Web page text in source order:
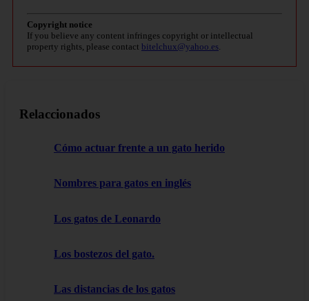
Copyright notice
If you believe any content infringes copyright or intellectual
property rights, please contact bitelchux@yahoo.es
Relaccionados
Cómo actuar frente a un gato herido
Nombres para gatos en inglés
Los gatos de Leonardo
Los bostezos del gato.
Las distancias de los gatos